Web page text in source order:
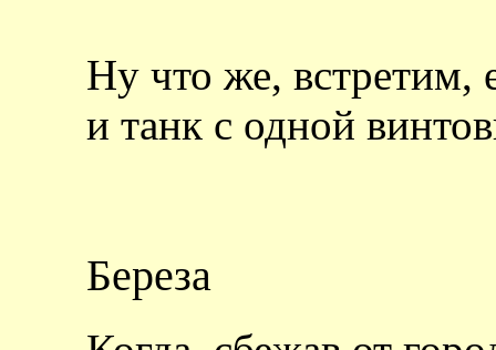
Ну что же, встретим,
и танк с одной
Береза